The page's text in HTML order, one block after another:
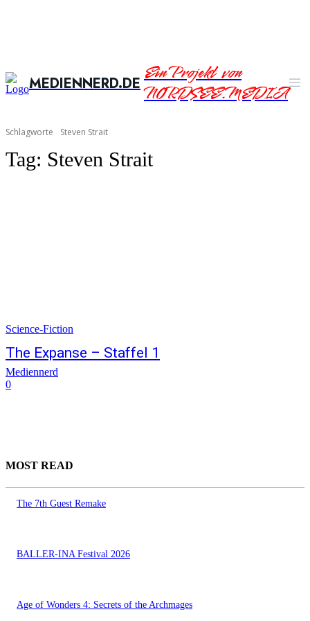
MEDIENNERD.DEEin Projekt von
NORDSEE.MEDIA
Schlagworte Steven Strait
Tag: Steven Strait
Science-Fiction
The Expanse – Staffel 1
Mediennerd
0
MOST READ
The 7th Guest Remake
BALLER-INA Festival 2026
Age of Wonders 4: Secrets of the Archmages